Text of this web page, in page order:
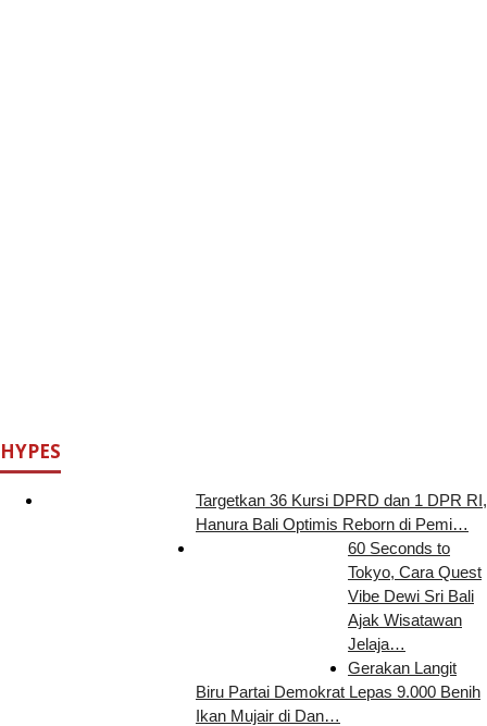
HYPES
Targetkan 36 Kursi DPRD dan 1 DPR RI,
Hanura Bali Optimis Reborn di Pemi…
60 Seconds to
Tokyo, Cara Quest
Vibe Dewi Sri Bali
Ajak Wisatawan
Jelaja…
Gerakan Langit
Biru Partai Demokrat Lepas 9.000 Benih
Ikan Mujair di Dan…